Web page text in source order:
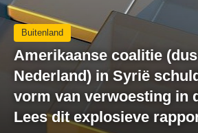
Buitenland
Amerikaanse coalitie
Nederland) in Syrië
vorm van verwoesting in
Lees dit explosieve